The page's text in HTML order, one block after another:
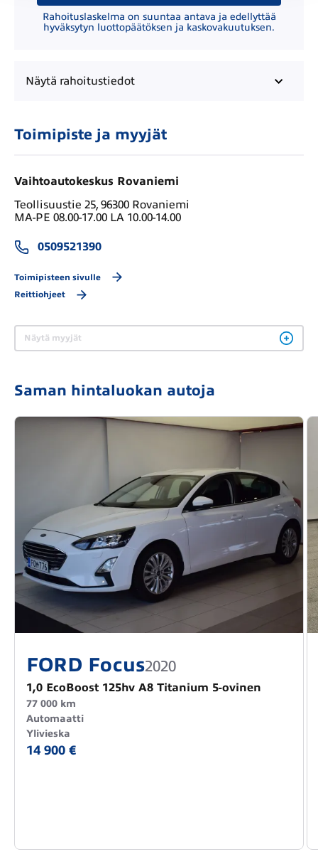
Rahoituslaskelma on suuntaa antava ja edellyttää
hyväksytyn luottopäätöksen ja kaskovakuutuksen.
Näytä rahoitustiedot
Toimipiste ja myyjät
Vaihtoautokeskus Rovaniemi
Teollisuustie 25, 96300 Rovaniemi
MA-PE 08.00-17.00 LA 10.00-14.00
0509521390
Toimipisteen sivulle
Reittiohjeet
Näytä myyjät
Saman hintaluokan autoja
FORD Focus2020
1,0 EcoBoost 125hv A8 Titanium 5-ovinen
77 000 km
Automaatti
Ylivieska
14 900 €